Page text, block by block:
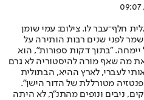
חלף־עבר לו. צילום: עמי שומן
לפני שנים רבות הותירה על
יימחה. "בתוך דקות ספורות", הוא
מה שאף מורה להיסטוריה לא גרם
לעברי, לארץ ההיא, הבתולית
מטורללת של הדור הישן".
ניבים ונופים מהתנ"ך, לא היתה